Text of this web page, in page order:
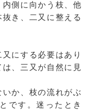
側に向かう枝、他
き、二又に整える
にする必要はあり
、三又が自然に見
か、枝の流れがぶ
です。迷ったとき